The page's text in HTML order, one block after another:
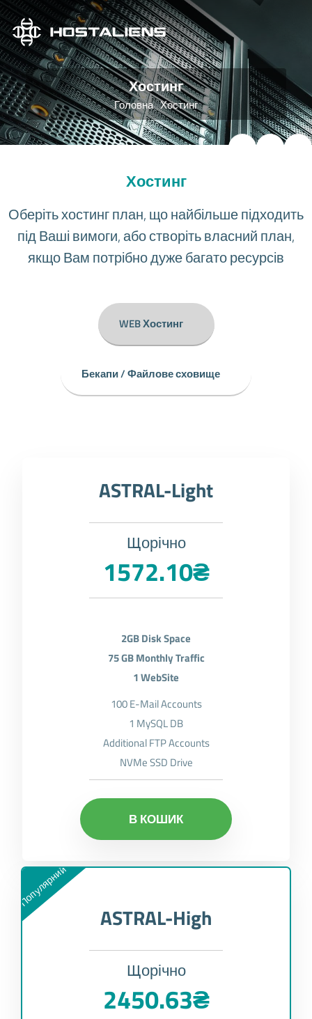
Хостинг
Головна Хостинг
Хостинг
Оберіть хостинг план, що найбільше підходить
під Ваші вимоги, або створіть власний план,
якщо Вам потрібно дуже багато ресурсів
WEB Хостинг
Бекапи / Файлове сховище
ASTRAL-Light
Щорічно
1572.10₴
2GB Disk Space
75 GB Monthly Traffic
1 WebSite
100 E-Mail Accounts
1 MySQL DB
Additional FTP Accounts
NVMe SSD Drive
В КОШИК
Популярний
ASTRAL-High
Щорічно
2450.63₴